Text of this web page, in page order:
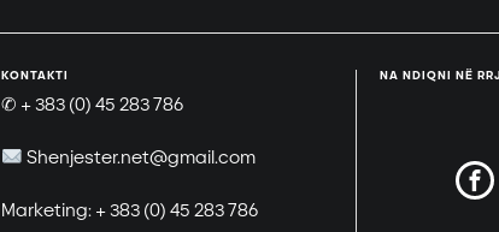
KONTAKTI
✆ + 383 (0) 45 283 786
Shenjester.net@gmail.com
Marketing: + 383 (0) 45 283 786
NA NDIQNI NË